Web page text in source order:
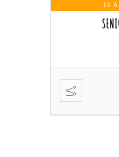
10 AUGUST 2026
SENIORENCLUB